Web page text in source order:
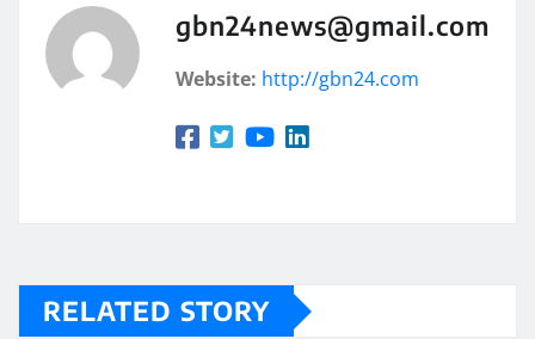
gbn24news@gmail.com
Website: http://gbn24.com
RELATED STORY